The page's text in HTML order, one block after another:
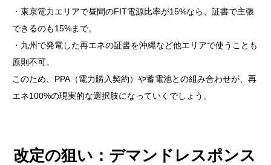
・東京電力エリアで昼間のFIT電源比率が15%なら、証書で主張
できるのも15%まで。
・九州で発電した再エネの証書を沖縄など他エリアで使うことも
原則不可。
このため、PPA（電力購入契約）や蓄電池との組み合わせが、再
エネ100%の現実的な選択肢になっていくでしょう。
改定の狙い：デマンドレスポンス